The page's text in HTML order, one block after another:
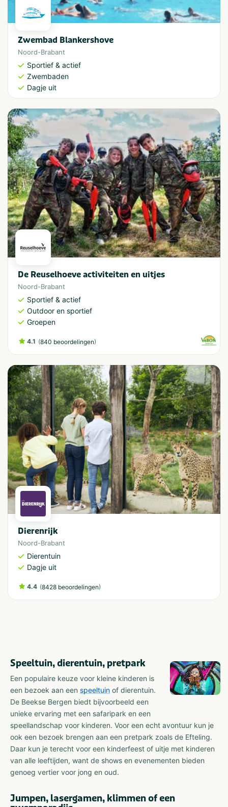
Zwembad Blankershove
Noord-Brabant
Sportief & actief
Zwembaden
Dagje uit
De Reuselhoeve activiteiten en uitjes
Noord-Brabant
Sportief & actief
Outdoor en sportief
Groepen
4.1 (840 beoordelingen)
Dierenrijk
Noord-Brabant
Dierentuin
Dagje uit
4.4 (8428 beoordelingen)
Speeltuin, dierentuin, pretpark
Een populaire keuze voor kleine kinderen is
een bezoek aan een speeltuin of dierentuin.
De Beekse Bergen biedt bijvoorbeeld een
unieke ervaring met een safaripark en een
speellandschap voor kinderen. Voor een echt avontuur kun je
ook een bezoek brengen aan een pretpark zoals de Efteling.
Daar kun je terecht voor een kinderfeest of uitje met kinderen
van alle leeftijden, want de shows en evenementen bieden
genoeg vertier voor jong en oud.
Jumpen, lasergamen, klimmen of een